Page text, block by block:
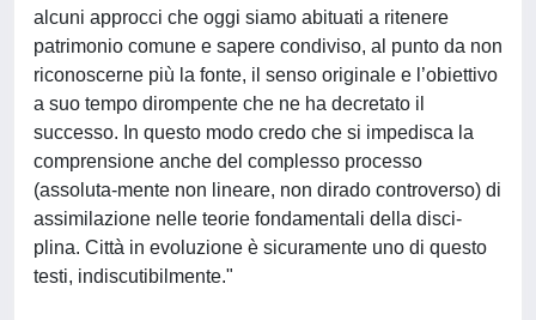
alcuni approcci che oggi siamo abituati a ritenere
patrimonio comune e sapere condiviso, al punto da non
riconoscerne più la fonte, il senso originale e l’obiettivo
a suo tempo dirompente che ne ha decretato il
successo. In questo modo credo che si impedisca la
comprensione anche del complesso processo
(assoluta-mente non lineare, non dirado controverso) di
assimilazione nelle teorie fondamentali della disci-
plina. Città in evoluzione è sicuramente uno di questo
testi, indiscutibilmente."